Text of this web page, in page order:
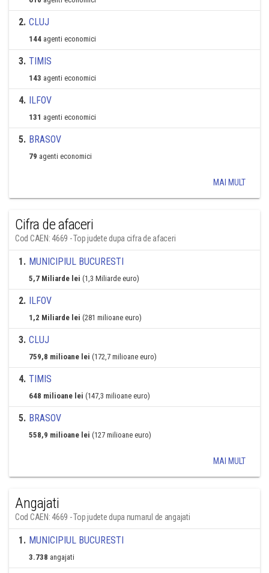
2. CLUJ
144 agenti economici
3. TIMIS
143 agenti economici
4. ILFOV
131 agenti economici
5. BRASOV
79 agenti economici
MAI MULT
Cifra de afaceri
Cod CAEN: 4669 - Top judete dupa cifra de afaceri
1. MUNICIPIUL BUCURESTI
5,7 Miliarde lei (1,3 Miliarde euro)
2. ILFOV
1,2 Miliarde lei (281 milioane euro)
3. CLUJ
759,8 milioane lei (172,7 milioane euro)
4. TIMIS
648 milioane lei (147,3 milioane euro)
5. BRASOV
558,9 milioane lei (127 milioane euro)
MAI MULT
Angajati
Cod CAEN: 4669 - Top judete dupa numarul de angajati
1. MUNICIPIUL BUCURESTI
3.738 angajati